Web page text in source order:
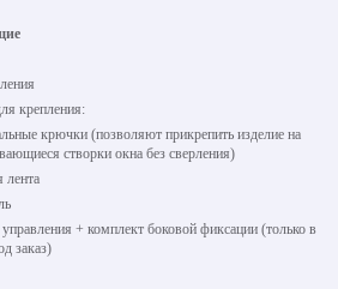
крепления:
крючки (позволяют прикрепить изделие на
створки окна без сверления)
лента
+ комплект боковой фиксации (только в
заказ)